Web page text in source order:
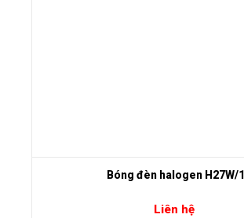
Bóng đèn halogen H27W/1
Liên hệ